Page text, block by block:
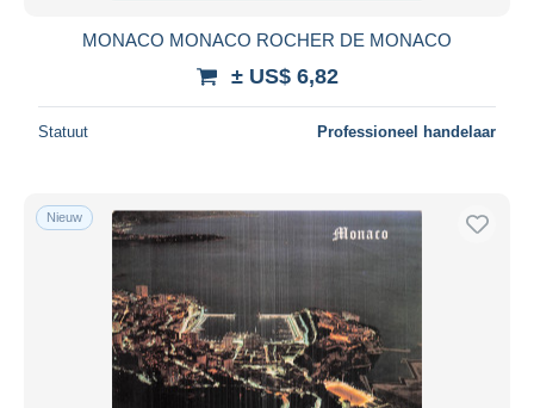
MONACO MONACO ROCHER DE MONACO
± US$ 6,82
Statuut Professioneel handelaar
Nieuw